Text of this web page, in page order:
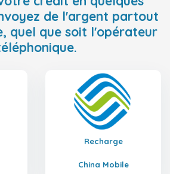
de l'argent partout
quel que soit l'opérateur
Recharge
China Mobile